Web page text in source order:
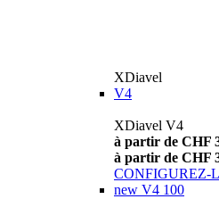
XDiavel
V4
XDiavel V4
à partir de CHF
à partir de CHF
CONFIGUREZ-
new V4 100